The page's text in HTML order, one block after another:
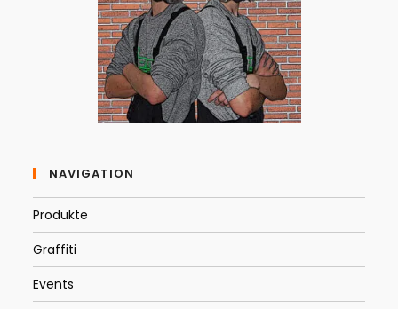
NAVIGATION
Produkte
Graffiti
Events